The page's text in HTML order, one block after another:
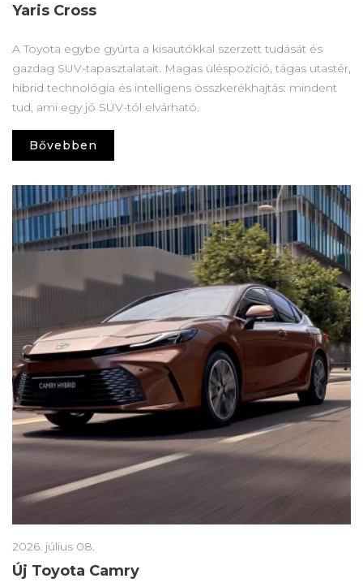
Yaris Cross
A Toyota egybe gyúrta a kisautókkal szerzett tudását és
gazdag SUV-tapasztalatait. Magas üléspozíció, tágas utastér,
hibrid technológia és intelligens összkerékhajtás: mindent
tud, ami egy jó SUV-tól elvárható.
Bővebben
2026. július 08.
Új Toyota Camry